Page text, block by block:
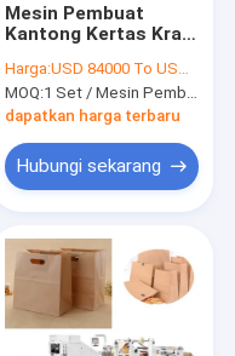
Mesin Pembuat
Kantong Kertas Kraft
Otomatis Dengan
Printer
Harga:USD 84000 To USD 100000 Per Set
MOQ:1 Set / Mesin Pembuat Kantong Kertas Makanan Bahan Kraft Otomatis Dengan Printer
dapatkan harga terbaru
Hubungi sekarang